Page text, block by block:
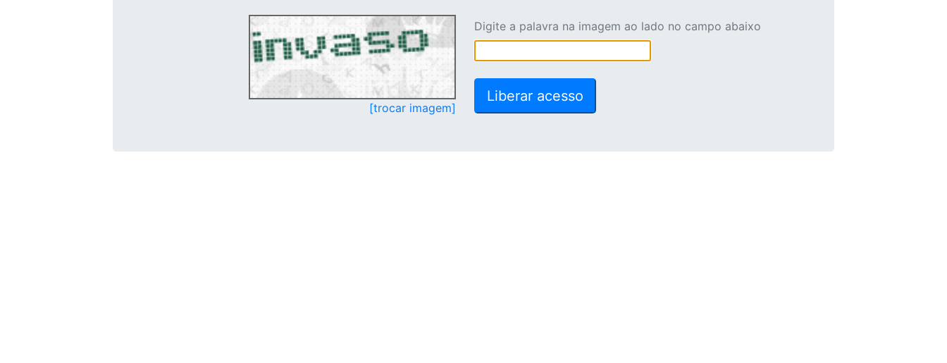
[trocar imagem]
Digite a palavra na imagem ao lado no campo abaixo